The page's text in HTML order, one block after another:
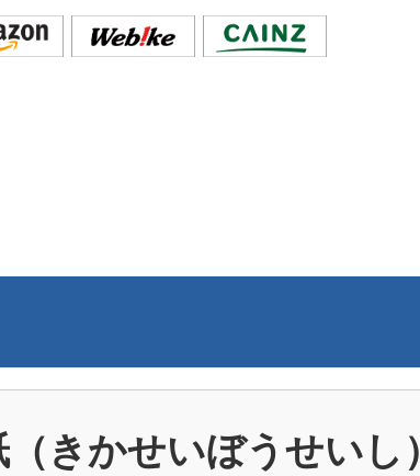
きかせいぼうせいし）